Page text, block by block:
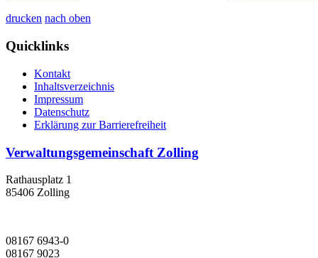
drucken nach oben
Quicklinks
Kontakt
Inhaltsverzeichnis
Impressum
Datenschutz
Erklärung zur Barrierefreiheit
Verwaltungsgemeinschaft Zolling
Rathausplatz 1
85406 Zolling
08167 6943-0
08167 9023